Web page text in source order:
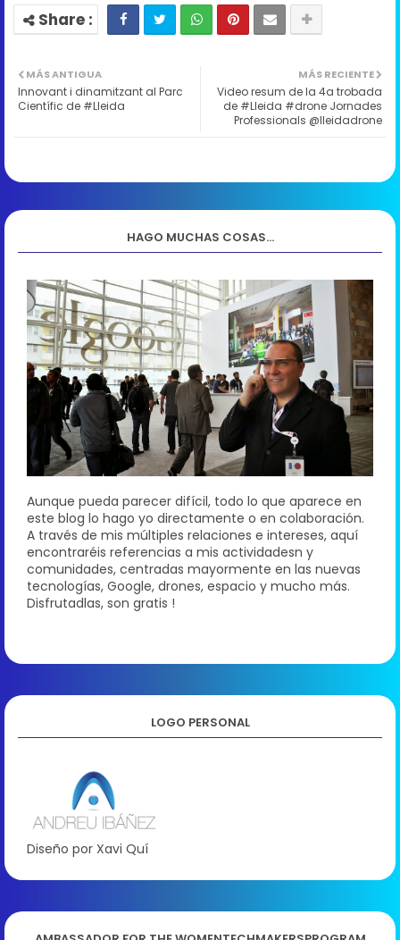
MÁS RECIENTE
Video resum de la 4a trobada
de #Lleida #drone Jornades
Professionals @lleidadrone
MÁS ANTIGUA
Innovant i dinamitzant al Parc
Científic de #Lleida
HAGO MUCHAS COSAS...
Aunque pueda parecer difícil, todo lo que aparece en
este blog lo hago yo directamente o en colaboración.
A través de mis múltiples relaciones e intereses, aquí
encontraréis referencias a mis actividadesn y
comunidades, centradas mayormente en las nuevas
tecnologías, Google, drones, espacio y mucho más.
Disfrutadlas, son gratis !
LOGO PERSONAL
Diseño por Xavi Quí